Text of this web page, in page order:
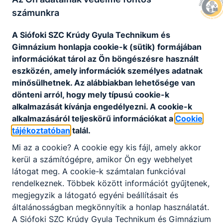
szakmai oktatásában tanulói jogviszonyban részt
ingyenes részvételre jogosult. A megismételt
évfolyamon nem részesülhet ösztöndíjban a
tanuló, ha évfolyamismétlésre kötelezték. Az
adott tanév hátralévő részében nem részesülhet
ösztöndíjban a tanuló, ha az igazolatlan
mulasztása eléri a hat foglalkozást.” (Vhr. 171. §)
Az egyszeri pályakezdési juttatás egyszeri
összegeaz egyszeri pályakezdési juttatás
alapjának
a) nyolcvan százaléka, ha a szakmai vizsga
eredménye 2,00–2,99 között van,
b) száztíz százaléka, ha a szakmai vizsga
eredménye 3,00–3,99 között van,
c) száznegyvenöt százaléka, ha a szakmai
vizsga eredménye 4,00–4,49 között van,
számunkra
A Siófoki SZC Krúdy Gyula Technikum és
Gimnázium honlapja cookie-k (sütik) formájában
információkat tárol az Ön böngészésre használt
eszközén, amely információk személyes adatnak
minősülhetnek. Az alábbiakban lehetősége van
dönteni arról, hogy mely típusú cookie-k
alkalmazását kívánja engedélyezni. A cookie-k
alkalmazásáról teljeskörű információkat a Cookie
tájékoztatóban talál.
Mi az a cookie? A cookie egy kis fájl, amely akkor
kerül a számítógépre, amikor Ön egy webhelyet
látogat meg. A cookie-k számtalan funkcióval
rendelkeznek. Többek között információt gyűjtenek,
megjegyzik a látogató egyéni beállításait és
általánosságban megkönnyítik a honlap használatát.
A Siófoki SZC Krúdy Gyula Technikum és Gimnázium